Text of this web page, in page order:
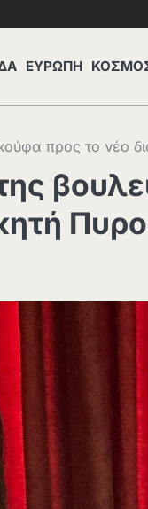
ΕΥΡΩΠΗ
προς το νέο